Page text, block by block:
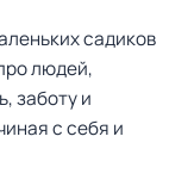
садиков
людей,
заботу и
с себя и